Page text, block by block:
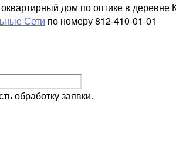
дом по оптике в деревне
Сети по номеру 812-410-01-01
обработку заявки.